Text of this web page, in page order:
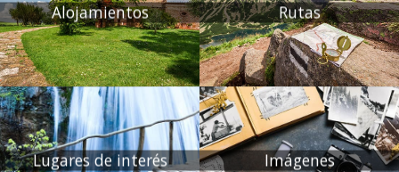
Alojamientos Rutas
Lugares de interés Imágenes